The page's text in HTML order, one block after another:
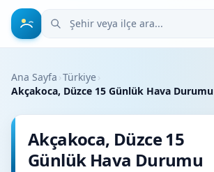
Şehir veya ilçe ara
Ana Sayfa ›Türkiye›
Akçakoca, Düzce 15 Günlük Hava Durumu
Akçakoca, Düzce 15
Günlük Hava Durumu